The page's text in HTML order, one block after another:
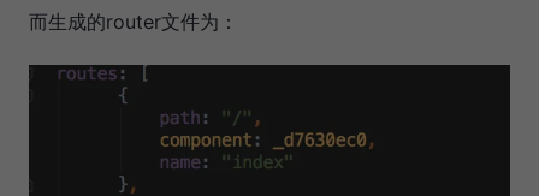
而生成的router文件为：